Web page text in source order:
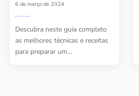
6 de março de 2024
Descubra neste guia completo
as melhores técnicas e receitas
para preparar um…